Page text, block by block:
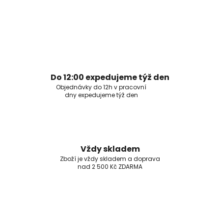
Do 12:00 expedujeme týž den
Objednávky do 12h v pracovní
dny expedujeme týž den
Vždy skladem
Zboží je vždy skladem a doprava
nad 2 500 Kč ZDARMA